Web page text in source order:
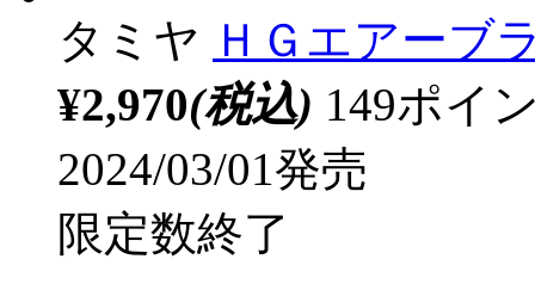
タミヤ ＨＧエアーブ
¥2,970(税込) 149ポイ
2024/03/01発売
限定数終了